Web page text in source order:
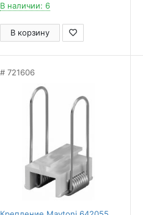
В наличии: 6
В корзину
721606